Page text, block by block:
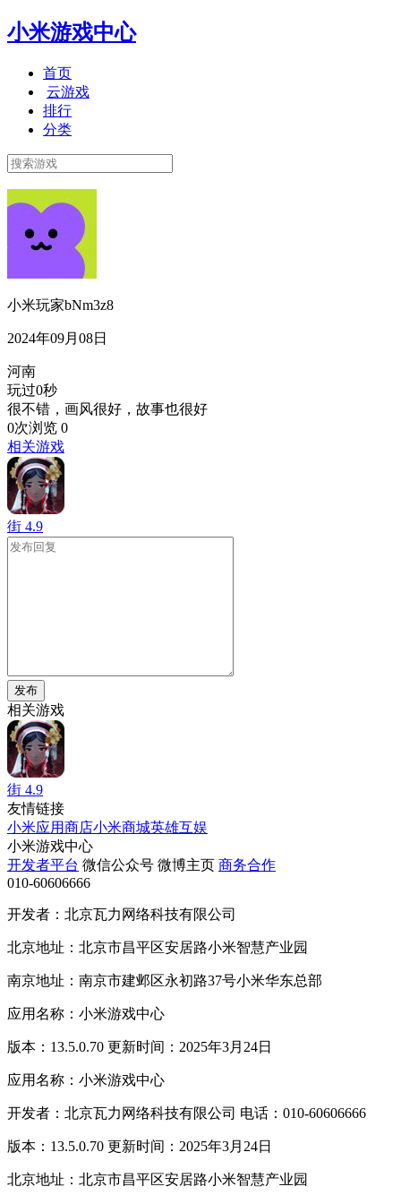
小米游戏中心
首页
云游戏
排行
分类
小米玩家bNm3z8
2024年09月08日
河南
玩过0秒
很不错，画风很好，故事也很好
0次浏览 0
相关游戏
街 4.9
发布
相关游戏
街 4.9
友情链接
小米应用商店小米商城英雄互娱
小米游戏中心
开发者平台 微信公众号 微博主页 商务合作
010-60606666
开发者：北京瓦力网络科技有限公司
北京地址：北京市昌平区安居路小米智慧产业园
南京地址：南京市建邺区永初路37号小米华东总部
应用名称：小米游戏中心
版本：13.5.0.70 更新时间：2025年3月24日
应用名称：小米游戏中心
开发者：北京瓦力网络科技有限公司 电话：010-60606666
版本：13.5.0.70 更新时间：2025年3月24日
北京地址：北京市昌平区安居路小米智慧产业园